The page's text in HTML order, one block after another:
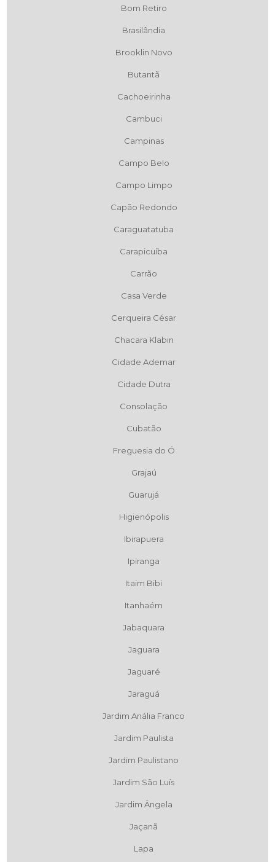
Bom Retiro
Brasilândia
Brooklin Novo
Butantã
Cachoeirinha
Cambuci
Campinas
Campo Belo
Campo Limpo
Capão Redondo
Caraguatatuba
Carapicuíba
Carrão
Casa Verde
Cerqueira César
Chacara Klabin
Cidade Ademar
Cidade Dutra
Consolação
Cubatão
Freguesia do Ó
Grajaú
Guarujá
Higienópolis
Ibirapuera
Ipiranga
Itaim Bibi
Itanhaém
Jabaquara
Jaguara
Jaguaré
Jaraguá
Jardim Anália Franco
Jardim Paulista
Jardim Paulistano
Jardim São Luís
Jardim Ângela
Jaçanã
Lapa